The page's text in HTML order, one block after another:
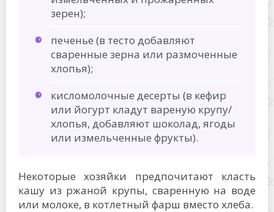
зерен);
печенье (в тесто добавляют
сваренные зерна или размоченные
хлопья);
кисломолочные десерты (в кефир
или йогурт кладут вареную крупу/
хлопья, добавляют шоколад, ягоды
или измельченные фрукты).
Некоторые хозяйки предпочитают класть
кашу из ржаной крупы, сваренную на воде
или молоке, в котлетный фарш вместо хлеба.